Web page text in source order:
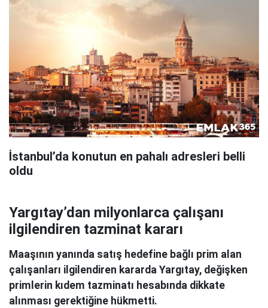
İstanbul’da konutun en pahalı adresleri belli
oldu
Yargıtay’dan milyonlarca çalışanı
ilgilendiren tazminat kararı
Maaşının yanında satış hedefine bağlı prim alan
çalışanları ilgilendiren kararda Yargıtay, değişken
primlerin kıdem tazminatı hesabında dikkate
alınması gerektiğine hükmetti.